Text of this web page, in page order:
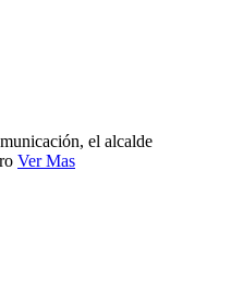
el alcalde
Ver Mas